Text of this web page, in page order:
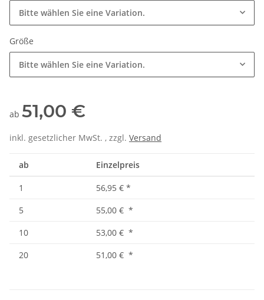
Bitte wählen Sie eine Variation.
Größe
Bitte wählen Sie eine Variation.
ab 51,00 €
inkl. gesetzlicher MwSt. , zzgl. Versand
ab Einzelpreis
1 56,95 € *
5
55,00 € *
10
53,00 € *
20
51,00 € *